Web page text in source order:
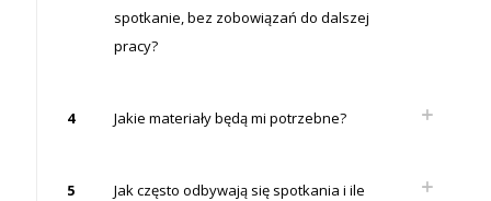
spotkanie, bez zobowiązań do dalszej
pracy?
4 Jakie materiały będą mi potrzebne?
5
Jak często odbywają się spotkania i ile